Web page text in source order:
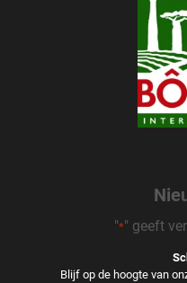
"*" geeft
Blijf op de hoogte van